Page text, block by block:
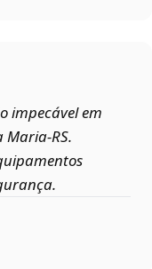
impecável em